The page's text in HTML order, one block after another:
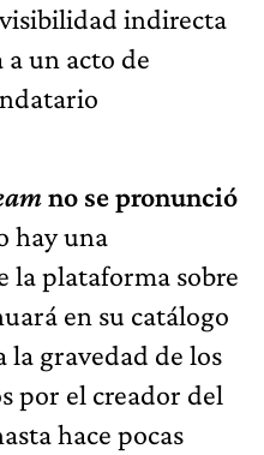
indirecta
un acto de
no se pronunció
hay una
la plataforma sobre
en su catálogo
la gravedad de los
por el creador del
hace pocas